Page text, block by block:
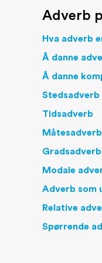
Adverb
Hva adverb
Å danne
Å danne
Stedsadverb
Tidsadverb
Måtesadverb
Gradsadverb
Modale
Adverb som
Relative
Spørrende